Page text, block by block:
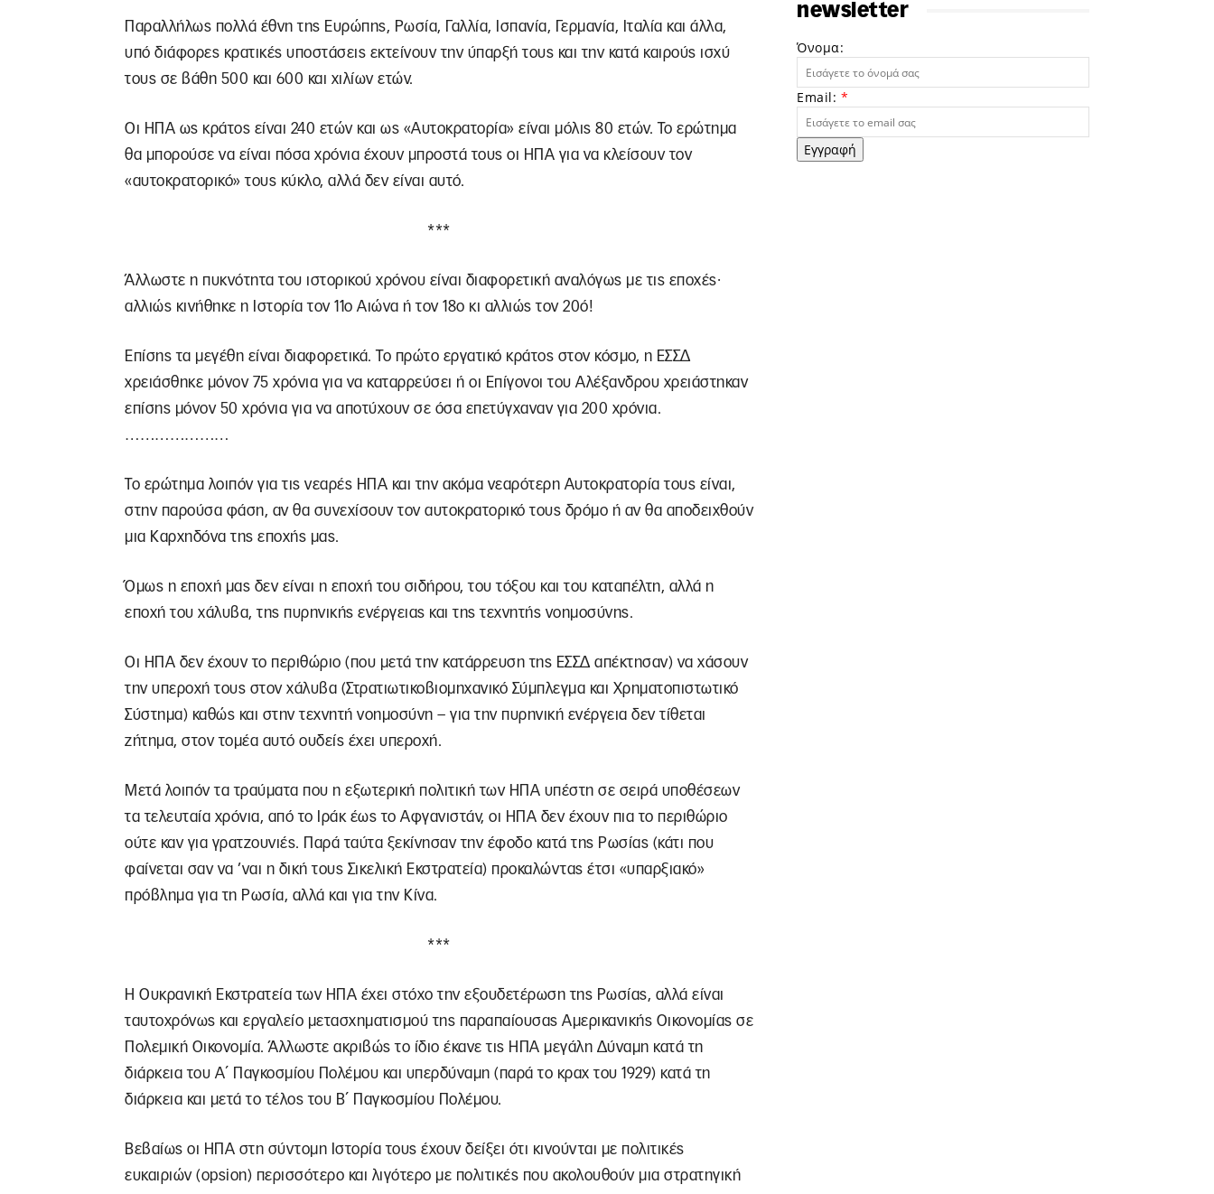
Παραλλήλως πολλά έθνη της Ευρώπης, Ρωσία, Γαλλία, Ισπανία, Γερμανία, Ιταλία και άλλα,
υπό διάφορες κρατικές υποστάσεις εκτείνουν την ύπαρξή τους και την κατά καιρούς ισχύ
τους σε βάθη 500 και 600 και χιλίων ετών.
Οι ΗΠΑ ως κράτος είναι 240 ετών και ως «Αυτοκρατορία» είναι μόλις 80 ετών. Το ερώτημα
θα μπορούσε να είναι πόσα χρόνια έχουν μπροστά τους οι ΗΠΑ για να κλείσουν τον
«αυτοκρατορικό» τους κύκλο, αλλά δεν είναι αυτό.
***
Άλλωστε η πυκνότητα του ιστορικού χρόνου είναι διαφορετική αναλόγως με τις εποχές∙
αλλιώς κινήθηκε η Ιστορία τον 11ο Αιώνα ή τον 18ο κι αλλιώς τον 20ό!
Επίσης τα μεγέθη είναι διαφορετικά. Το πρώτο εργατικό κράτος στον κόσμο, η ΕΣΣΔ
χρειάσθηκε μόνον 75 χρόνια για να καταρρεύσει ή οι Επίγονοι του Αλέξανδρου χρειάστηκαν
επίσης μόνον 50 χρόνια για να αποτύχουν σε όσα επετύγχαναν για 200 χρόνια.
…………………
Το ερώτημα λοιπόν για τις νεαρές ΗΠΑ και την ακόμα νεαρότερη Αυτοκρατορία τους είναι,
στην παρούσα φάση, αν θα συνεχίσουν τον αυτοκρατορικό τους δρόμο ή αν θα αποδειχθούν
μια Καρχηδόνα της εποχής μας.
Όμως η εποχή μας δεν είναι η εποχή του σιδήρου, του τόξου και του καταπέλτη, αλλά η
εποχή του χάλυβα, της πυρηνικής ενέργειας και της τεχνητής νοημοσύνης.
Οι ΗΠΑ δεν έχουν το περιθώριο (που μετά την κατάρρευση της ΕΣΣΔ απέκτησαν) να χάσουν
την υπεροχή τους στον χάλυβα (Στρατιωτικοβιομηχανικό Σύμπλεγμα και Χρηματοπιστωτικό
Σύστημα) καθώς και στην τεχνητή νοημοσύνη – για την πυρηνική ενέργεια δεν τίθεται
ζήτημα, στον τομέα αυτό ουδείς έχει υπεροχή.
Μετά λοιπόν τα τραύματα που η εξωτερική πολιτική των ΗΠΑ υπέστη σε σειρά υποθέσεων
τα τελευταία χρόνια, από το Ιράκ έως το Αφγανιστάν, οι ΗΠΑ δεν έχουν πια το περιθώριο
ούτε καν για γρατζουνιές. Παρά ταύτα ξεκίνησαν την έφοδο κατά της Ρωσίας (κάτι που
φαίνεται σαν να ’ναι η δική τους Σικελική Εκστρατεία) προκαλώντας έτσι «υπαρξιακό»
πρόβλημα για τη Ρωσία, αλλά και για την Κίνα.
***
Η Ουκρανική Εκστρατεία των ΗΠΑ έχει στόχο την εξουδετέρωση της Ρωσίας, αλλά είναι
ταυτοχρόνως και εργαλείο μετασχηματισμού της παραπαίουσας Αμερικανικής Οικονομίας σε
Πολεμική Οικονομία. Άλλωστε ακριβώς το ίδιο έκανε τις ΗΠΑ μεγάλη Δύναμη κατά τη
διάρκεια του Α΄ Παγκοσμίου Πολέμου και υπερδύναμη (παρά το κραχ του 1929) κατά τη
διάρκεια και μετά το τέλος του Β΄ Παγκοσμίου Πολέμου.
Βεβαίως οι ΗΠΑ στη σύντομη Ιστορία τους έχουν δείξει ότι κινούνται με πολιτικές
ευκαιριών (opsion) περισσότερο και λιγότερο με πολιτικές που ακολουθούν μια στρατηγική
newsletter
Όνομα:
Email: *
Εγγραφή